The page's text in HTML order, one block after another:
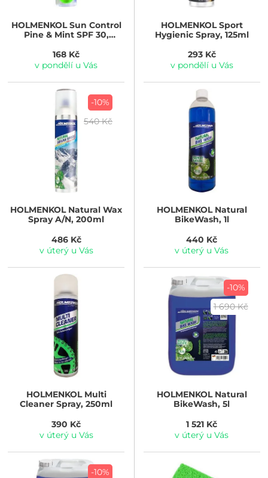
HOLMENKOLSun Control
Pine & Mint SPF 30,
168 Kč
v pondělí u Vás
HOLMENKOLSport
Hygienic Spray, 125ml
293 Kč
v pondělí u Vás
-10%
540 Kč
HOLMENKOLNatural Wax
Spray A/N, 200ml
486 Kč
v úterý u Vás
HOLMENKOLNatural
BikeWash, 1l
440 Kč
v úterý u Vás
HOLMENKOLMulti
Cleaner Spray, 250ml
390 Kč
v úterý u Vás
-10%
1 690 Kč
HOLMENKOLNatural
BikeWash, 5l
1 521 Kč
v úterý u Vás
-10%